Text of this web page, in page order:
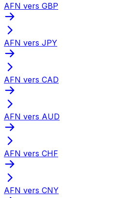
AFN vers GBP
AFN vers JPY
AFN vers CAD
AFN vers AUD
AFN vers CHF
AFN vers CNY